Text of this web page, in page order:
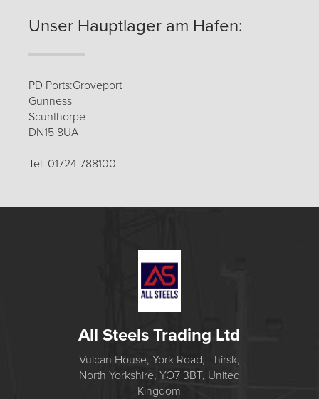
Unser Hauptlager am Hafen:
PD Ports:Groveport
Gunness
Scunthorpe
DN15 8UA
Tel: 01724 788100
All Steels Trading Ltd
Vulcan House, York Road, Thirsk,
North Yorkshire, YO7 3BT, United
Kingdom